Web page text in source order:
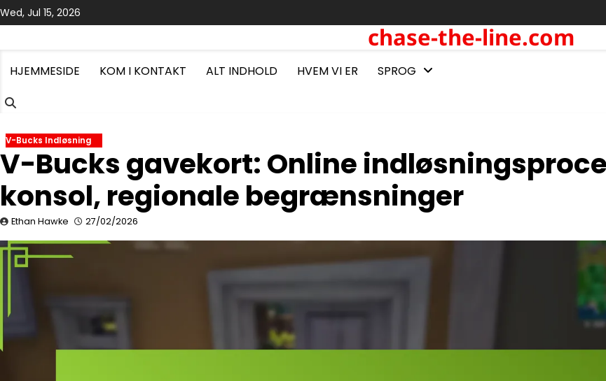
Skip
to
Wed, Jul 15, 2026
chase-the-line.com
HJEMMESIDE KOM I KONTAKT ALT INDHOLD HVEM VI ER SPROG
V-Bucks Indløsning
V-Bucks gavekort: Online
konsol, regionale begrænsninger
Ethan Hawke 27/02/2026